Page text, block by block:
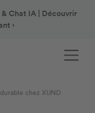
Chat IA | Découvrir
›
chez XUND